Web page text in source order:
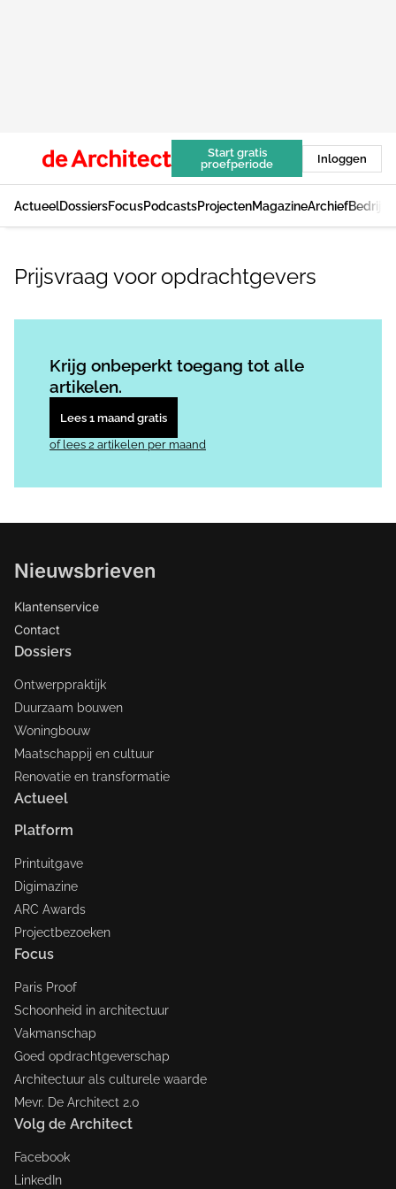
Start gratis
proefperiode
Inloggen
ActueelDossiersFocusPodcastsProjectenMagazineArchief
Prijsvraag voor opdrachtgevers
Krijg onbeperkt toegang tot alle
artikelen.
Lees 1 maand gratis
of lees 2 artikelen per maand
Nieuwsbrieven
Klantenservice
Contact
Dossiers
Ontwerppraktijk
Duurzaam bouwen
Woningbouw
Maatschappij en cultuur
Renovatie en transformatie
Actueel
Platform
Printuitgave
Digimazine
ARC Awards
Projectbezoeken
Focus
Paris Proof
Schoonheid in architectuur
Vakmanschap
Goed opdrachtgeverschap
Architectuur als culturele waarde
Mevr. De Architect 2.0
Volg de Architect
Facebook
LinkedIn